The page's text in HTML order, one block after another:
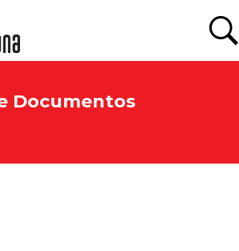
Documentos